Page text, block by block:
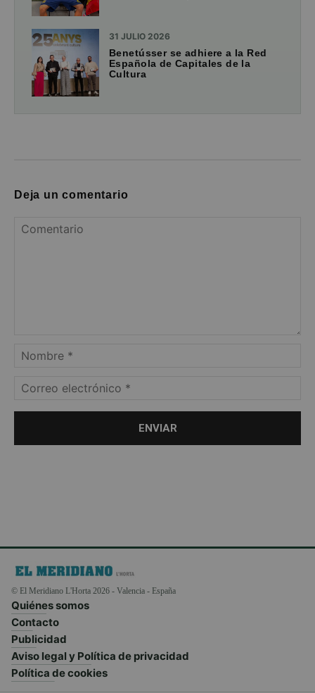
31 JULIO 2026
Benetússer se adhiere a la Red
Española de Capitales de la
Cultura
Deja un comentario
© El Meridiano L'Horta 2026 - Valencia - España
Quiénes somos
Contacto
Publicidad
Aviso legal y Política de privacidad
Política de cookies